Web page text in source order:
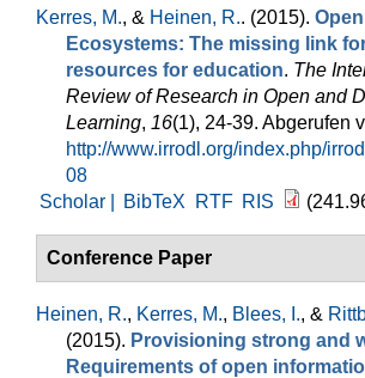
Kerres, M., & Heinen, R.. (2015).
Ecosystems: The missing link
resources for education. The
Review of Research in Open and
Learning, 16(1), 24-39. Abgerufen
http://www.irrodl.org/index.php/
08
Scholar |
BibTeX RTF RIS
Conference Paper
Heinen, R., Kerres, M., Blees, I., &
(2015). Provisioning strong and
Requirements of open